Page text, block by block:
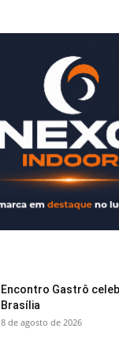
Encontro Gastrô
Brasília
8 de agosto de 2026